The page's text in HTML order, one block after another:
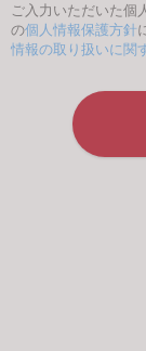
ご入力いただいた個
の個人情報保護方針
情報の取り扱いに関